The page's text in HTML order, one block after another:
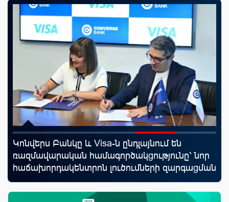
Կոնվերս Բանկը և Visa-ն ընդլայնում են
ռազմավարական համագործակցությունը՝ նոր
հաճախորդակենտրոն լուծումների զարգացման
նպատակով